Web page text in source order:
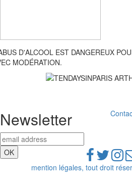
D'ALCOOL EST DANGEREUX
MODÉRATION.
Newsletter
mention légales, tout droit